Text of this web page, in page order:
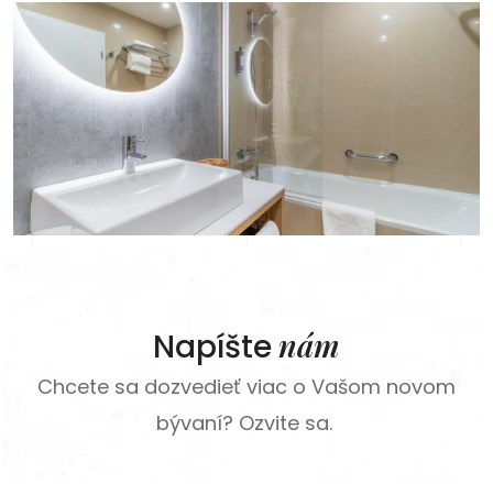
Napíštenám
Chcete sa dozvedieť viac o Vašom novom
bývaní? Ozvite sa.